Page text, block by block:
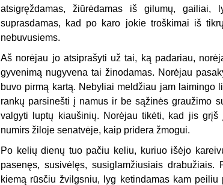
atsigręždamas, žiūrėdamas iš gilumų,
suprasdamas, kad po karo jokie troškimai iš
nebuvusiems.
Aš norėjau jo atsiprašyti už tai, ką padariau,
gyvenimą nugyvena tai žinodamas. Norėjau
buvo pirmą kartą. Nebyliai meldžiau jam
rankų parsinešti į namus ir be sąžinės graužimo
valgyti luptų kiaušinių. Norėjau tikėti, kad jis
numirs žiloje senatvėje, kaip pridera žmogui.
Po kelių dienų tuo pačiu keliu, kuriuo išėjo
pasenęs, susivėlęs, susiglamžiusiais
kiemą rūsčiu žvilgsniu, lyg ketindamas kam